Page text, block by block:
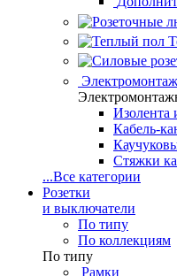
Кабель-
Стяжки
...Все категории
Розетки
и выключатели
По типу
По коллекциям
По типу
Рамки